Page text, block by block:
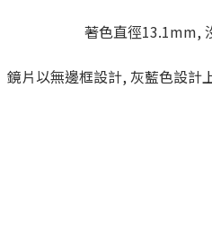
著色直徑13.1mm,
鏡片以無邊框設計, 灰藍色設計